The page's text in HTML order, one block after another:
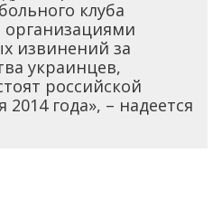
клуба
организациями
извинений за
украинцев,
российской
2014 года», – надеется